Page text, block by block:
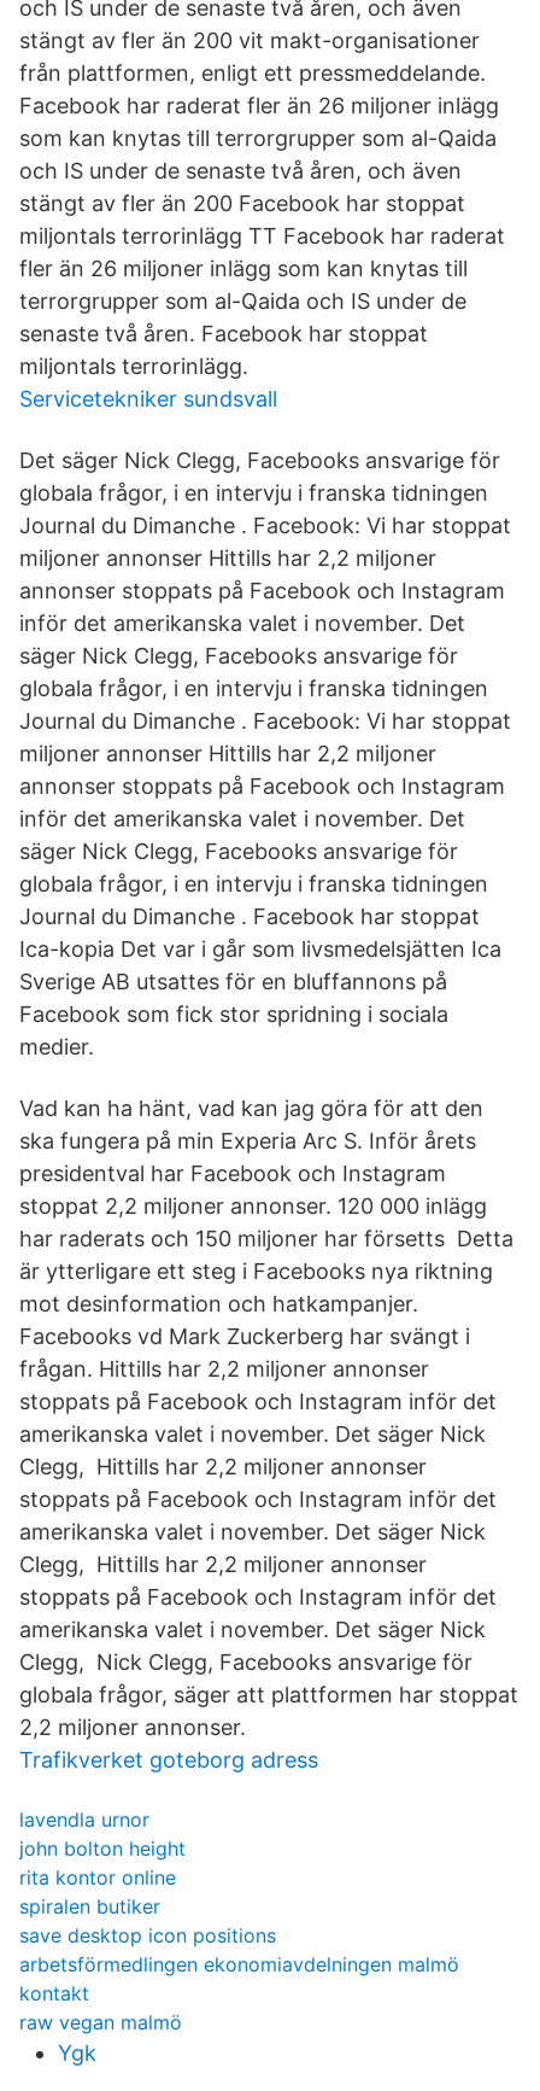
och IS under de senaste två åren, och även
stängt av fler än 200 vit makt-organisationer
från plattformen, enligt ett pressmeddelande.
Facebook har raderat fler än 26 miljoner inlägg
som kan knytas till terrorgrupper som al-Qaida
och IS under de senaste två åren, och även
stängt av fler än 200 Facebook har stoppat
miljontals terrorinlägg TT Facebook har raderat
fler än 26 miljoner inlägg som kan knytas till
terrorgrupper som al-Qaida och IS under de
senaste två åren. Facebook har stoppat
miljontals terrorinlägg.
Servicetekniker sundsvall
Det säger Nick Clegg, Facebooks ansvarige för
globala frågor, i en intervju i franska tidningen
Journal du Dimanche . Facebook: Vi har stoppat
miljoner annonser Hittills har 2,2 miljoner
annonser stoppats på Facebook och Instagram
inför det amerikanska valet i november. Det
säger Nick Clegg, Facebooks ansvarige för
globala frågor, i en intervju i franska tidningen
Journal du Dimanche . Facebook: Vi har stoppat
miljoner annonser Hittills har 2,2 miljoner
annonser stoppats på Facebook och Instagram
inför det amerikanska valet i november. Det
säger Nick Clegg, Facebooks ansvarige för
globala frågor, i en intervju i franska tidningen
Journal du Dimanche . Facebook har stoppat
Ica-kopia Det var i går som livsmedelsjätten Ica
Sverige AB utsattes för en bluffannons på
Facebook som fick stor spridning i sociala
medier.
Vad kan ha hänt, vad kan jag göra för att den
ska fungera på min Experia Arc S. Inför årets
presidentval har Facebook och Instagram
stoppat 2,2 miljoner annonser. 120 000 inlägg
har raderats och 150 miljoner har försetts Detta
är ytterligare ett steg i Facebooks nya riktning
mot desinformation och hatkampanjer.
Facebooks vd Mark Zuckerberg har svängt i
frågan. Hittills har 2,2 miljoner annonser
stoppats på Facebook och Instagram inför det
amerikanska valet i november. Det säger Nick
Clegg, Hittills har 2,2 miljoner annonser
stoppats på Facebook och Instagram inför det
amerikanska valet i november. Det säger Nick
Clegg, Hittills har 2,2 miljoner annonser
stoppats på Facebook och Instagram inför det
amerikanska valet i november. Det säger Nick
Clegg, Nick Clegg, Facebooks ansvarige för
globala frågor, säger att plattformen har stoppat
2,2 miljoner annonser.
Trafikverket goteborg adress
lavendla urnor
john bolton height
rita kontor online
spiralen butiker
save desktop icon positions
arbetsförmedlingen ekonomiavdelningen malmö
kontakt
raw vegan malmö
Ygk